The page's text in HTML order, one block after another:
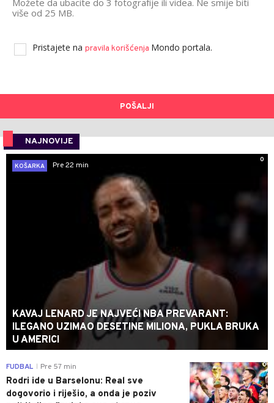
više od 25 MB.
Pristajete na pravila korišćenja Mondo portala.
POŠALJI
NAJNOVIJE
0
KOŠARKA
Pre 22 min
KAVAJ LENARD JE NAJVEĆI NBA PREVARANT:
ILEGANO UZIMAO DESETINE MILIONA, PUKLA BRUKA
U AMERICI
0
FUDBAL Pre 57 min
Rodri ide u Barselonu: Real sve
dogovorio i riješio, a onda je poziv